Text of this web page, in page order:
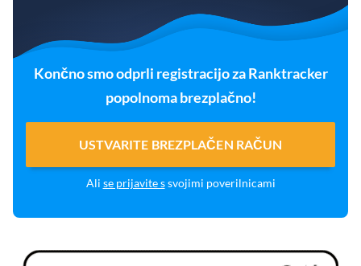
Končno smo odprli registracijo za Ranktracker
popolnoma brezplačno!
USTVARITE BREZPLAČEN RAČUN
Ali se prijavite ssvojimi poverilnicami